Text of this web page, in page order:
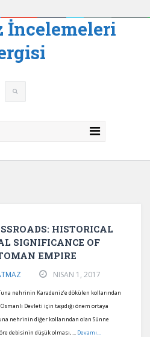
İncelemeleri
HISTORICAL
SIGNIFICANCE OF
EMPIRE
NISAN 1, 2017
nehrinin Karadeniz’e dökülen kollarından
Devleti için taşıdığı önem ortaya
nehrinin diğer kollarından olan Sünne
debisinin düşük olması, ... Devamı...